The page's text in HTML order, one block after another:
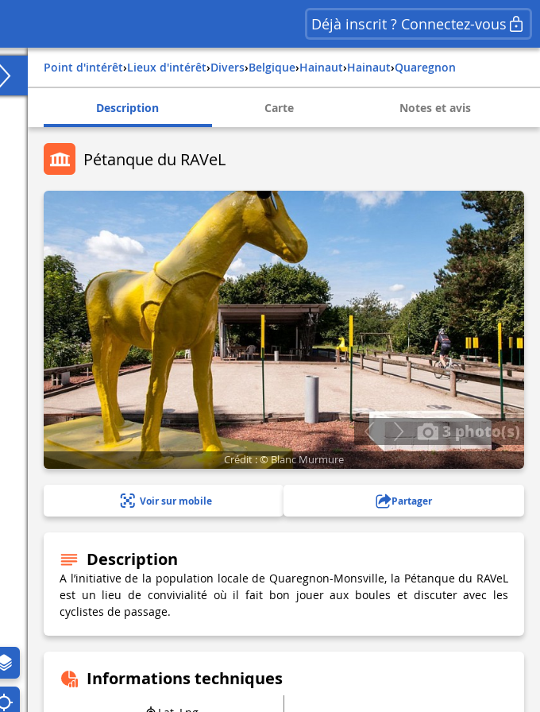
Déjà inscrit ? Connectez-vous
Point d'intérêt› Lieux d'intérêt› Divers› belgique› hainaut› hainaut› quaregnon
Description Carte Notes et avis
Pétanque du RAVeL
3 photo(s)
Crédit : © Blanc Murmure
Voir sur mobile Partager
Description
A l’initiative de la population locale de Quaregnon-Monsville, la Pétanque du RAVeL
est un lieu de convivialité où il fait bon jouer aux boules et discuter avec les
cyclistes de passage.
Informations techniques